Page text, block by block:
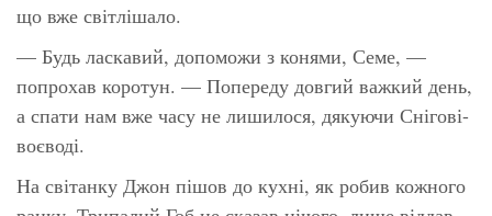
що вже світлішало.
— Будь ласкавий, допоможи з конями, Семе, —
попрохав коротун. — Попереду довгий важкий день,
а спати нам вже часу не лишилося, дякуючи Снігові-
воєводі.
На світанку Джон пішов до кухні, як робив кожного